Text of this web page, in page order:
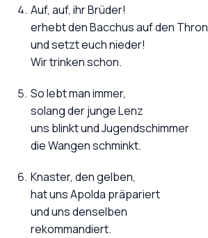
Auf, auf, ihr Brüder!
erhebt den Bacchus auf den Thron
und setzt euch nieder!
Wir trinken schon.
So lebt man immer,
solang der junge Lenz
uns blinkt und Jugendschimmer
die Wangen schminkt.
Knaster, den gelben,
hat uns Apolda präpariert
und uns denselben
rekommandiert.